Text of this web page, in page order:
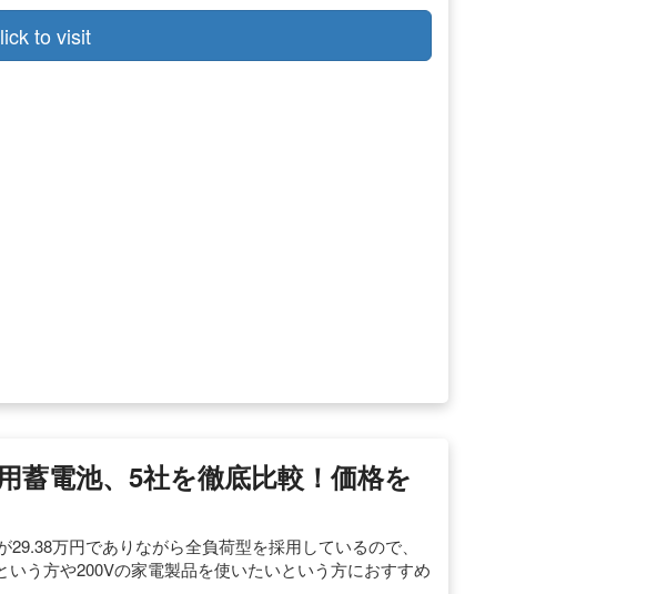
to visit
蓄電池、5社を徹底比較！価格を
万円でありながら全負荷型を採用しているので、
う方や200Vの家電製品を使いたいという方におすすめ